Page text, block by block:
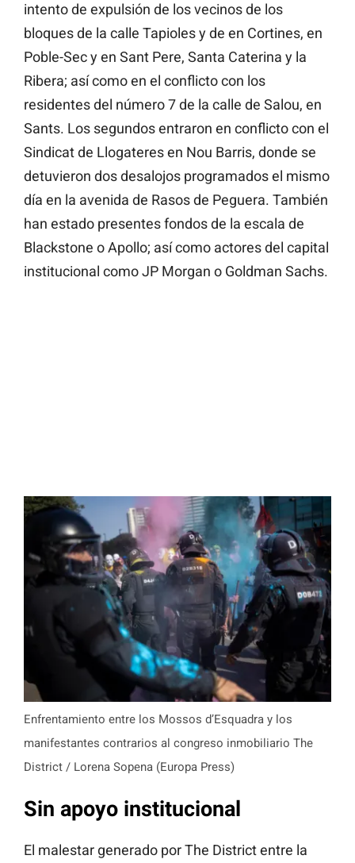
intento de expulsión de los vecinos de los
bloques de la calle Tapioles y de en Cortines, en
Poble-Sec y en Sant Pere, Santa Caterina y la
Ribera; así como en el conflicto con los
residentes del número 7 de la calle de Salou, en
Sants. Los segundos entraron en conflicto con el
Sindicat de Llogateres en Nou Barris, donde se
detuvieron dos desalojos programados el mismo
día en la avenida de Rasos de Peguera. También
han estado presentes fondos de la escala de
Blackstone o Apollo; así como actores del capital
institucional como JP Morgan o Goldman Sachs.
Enfrentamiento entre los Mossos d’Esquadra y los
manifestantes contrarios al congreso inmobiliario The
District / Lorena Sopena (Europa Press)
Sin apoyo institucional
El malestar generado por The District entre la